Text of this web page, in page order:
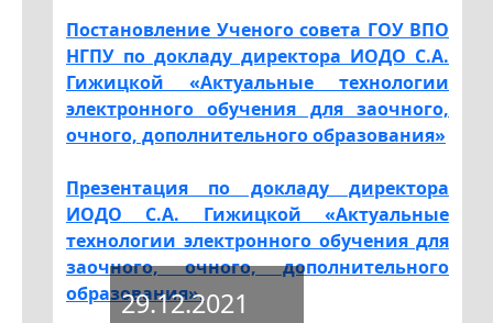
Постановление Ученого совета ГОУ ВПО
НГПУ по докладу директора ИОДО С.А.
Гижицкой «Актуальные технологии
электронного обучения для заочного,
очного, дополнительного образования»
Презентация по докладу директора
ИОДО С.А. Гижицкой «Актуальные
технологии электронного обучения для
заочного, очного, дополнительного
образования».
29.12.2021